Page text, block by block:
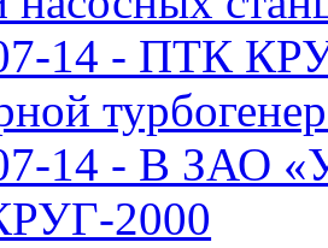
14 - ПТК
14 - В ЗАО
2000